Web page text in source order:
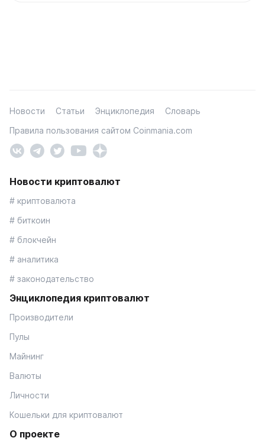
Новости Статьи Энциклопедия
Словарь
Правила пользования сайтом Coinmania.com
Новости криптовалют
# криптовалюта
# биткоин
# блокчейн
# аналитика
# законодательство
Энциклопедия криптовалют
Производители
Пулы
Майнинг
Валюты
Личности
Кошельки для криптовалют
О проекте